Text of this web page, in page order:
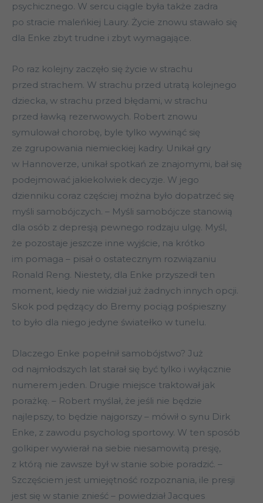
psychicznego. W sercu ciągle była także zadra
po stracie maleńkiej Laury. Życie znowu stawało się
dla Enke zbyt trudne i zbyt wymagające.
Po raz kolejny zaczęło się życie w strachu
przed strachem. W strachu przed utratą kolejnego
dziecka, w strachu przed błędami, w strachu
przed ławką rezerwowych. Robert znowu
symulował chorobę, byle tylko wywinąć się
ze zgrupowania niemieckiej kadry. Unikał gry
w Hannoverze, unikał spotkań ze znajomymi, bał się
podejmować jakiekolwiek decyzje. W jego
dzienniku coraz częściej można było dopatrzeć się
myśli samobójczych. – Myśli samobójcze stanowią
dla osób z depresją pewnego rodzaju ulgę. Myśl,
że pozostaje jeszcze inne wyjście, na krótko
im pomaga – pisał o ostatecznym rozwiązaniu
Ronald Reng. Niestety, dla Enke przyszedł ten
moment, kiedy nie widział już żadnych innych opcji.
Skok pod pędzący do Bremy pociąg pośpieszny
to było dla niego jedyne światełko w tunelu.
Dlaczego Enke popełnił samobójstwo? Już
od najmłodszych lat starał się być tylko i wyłącznie
numerem jeden. Drugie miejsce traktował jak
porażkę. – Robert myślał, że jeśli nie będzie
najlepszy, to będzie najgorszy – mówił o synu Dirk
Enke, z zawodu psycholog sportowy. W ten sposób
golkiper wywierał na siebie niesamowitą presję,
z którą nie zawsze był w stanie sobie poradzić. –
Szczęściem jest umiejętność rozpoznania, ile presji
jest się w stanie znieść – powiedział Jacques